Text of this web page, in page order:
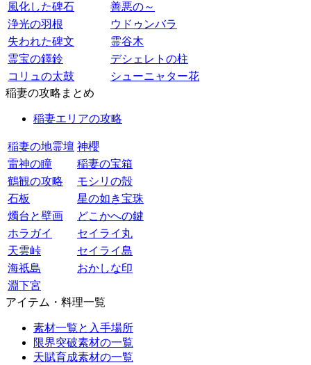
風化した碑石
善悪の～
浄光の羽根
ウドゥンバラ
失われた碑文
霊谷木
霊宝の鐸鈴
デシェレトの柱
コリュの太鼓
シューニャター花
稲妻の攻略まとめ
稲妻エリアの攻略
稲妻の地霊壇 神櫻
雷神の瞳
稲妻の宝箱
鶴観の攻略
モシリの殻
石板
星の如き宝珠
燭台と壁画
どこかへの鍵
ホラガイ
セイライ丸
天雲峠
セイライ島
海祇島
おかしな印
淵下宮
アイテム・料理一覧
素材一覧と入手場所
限界突破素材の一覧
天賦育成素材の一覧